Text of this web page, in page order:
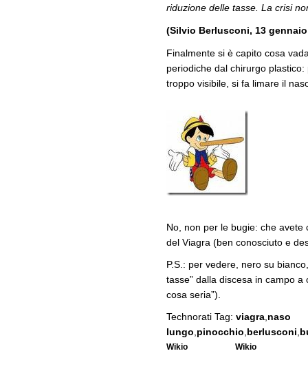
riduzione delle tasse. La crisi
(Silvio Berlusconi, 13 gennaio
Finalmente si è capito cosa
periodiche dal chirurgo
troppo visibile, si fa limare il
No, non per le bugie: che
del Viagra (ben conosciuto e
P.S.: per vedere, nero su
tasse” dalla discesa in campo
cosa seria”).
Technorati Tag: viagra naso
lungo pinocchio berlusconi
Wikio Wikio